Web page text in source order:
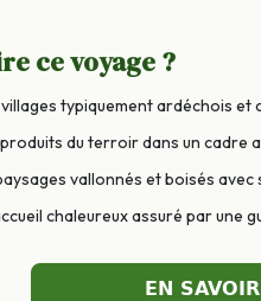
ce voyage ?
typiquement ardéchois et
du terroir dans un cadre
vallonnés et boisés
chaleureux assuré par une
EN